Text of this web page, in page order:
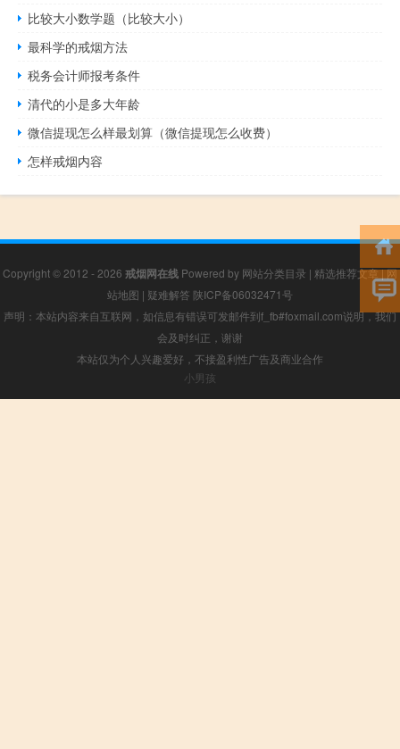
比较大小数学题（比较大小）
最科学的戒烟方法
税务会计师报考条件
清代的小是多大年龄
微信提现怎么样最划算（微信提现怎么收费）
怎样戒烟内容
Copyright © 2012 - 2026 戒烟网在线 Powered by 网站分类目录 | 精选推荐文章|网
站地图 | 疑难解答 陕ICP备06032471号
声明：本站内容来自互联网，如信息有错误可发邮件到f_fb#foxmail.com说明，我们
会及时纠正，谢谢
本站仅为个人兴趣爱好，不接盈利性广告及商业合作
小男孩